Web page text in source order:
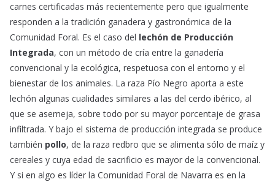
carnes certificadas más recientemente pero que igualmente
responden a la tradición ganadera y gastronómica de la
Comunidad Foral. Es el caso del lechón de Producción
Integrada, con un método de cría entre la ganadería
convencional y la ecológica, respetuosa con el entorno y el
bienestar de los animales. La raza Pío Negro aporta a este
lechón algunas cualidades similares a las del cerdo ibérico, al
que se asemeja, sobre todo por su mayor porcentaje de grasa
infiltrada. Y bajo el sistema de producción integrada se produce
también pollo, de la raza redbro que se alimenta sólo de maíz y
cereales y cuya edad de sacrificio es mayor de la convencional.
Y si en algo es líder la Comunidad Foral de Navarra es en la